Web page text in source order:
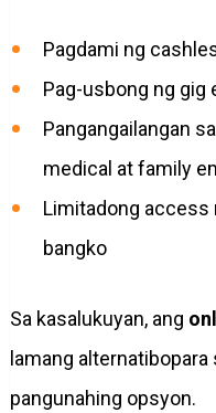
Pagdami ng
Pag-usbong ng
Pangangailangan
medical at family
Limitadong access
bangko
Sa kasalukuyan, ang
lamang
pangunahing opsyon.